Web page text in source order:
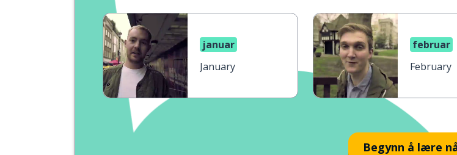
januar
January
februar
February
Begynn å lære